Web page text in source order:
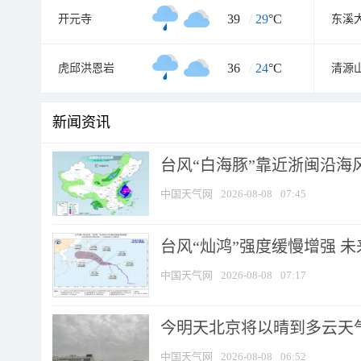
开元寺 39 / 29°C 东溪
虎邱洪恩岩 36 / 24°C 清源
新闻资讯
台风“白海豚”靠近浙闽沿
中国天气网 2026-08-08 07:45
台风“灿鸿”强度缓慢增强
中国天气网 2026-08-08 07:17
今明天北京将以晴到多云
中国天气网 2026-08-08 06:52